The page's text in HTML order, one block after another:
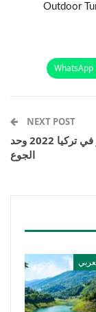
WhatsApp
NEXT POST
حد الفقر في تركيا 2022 وحد
الجوع